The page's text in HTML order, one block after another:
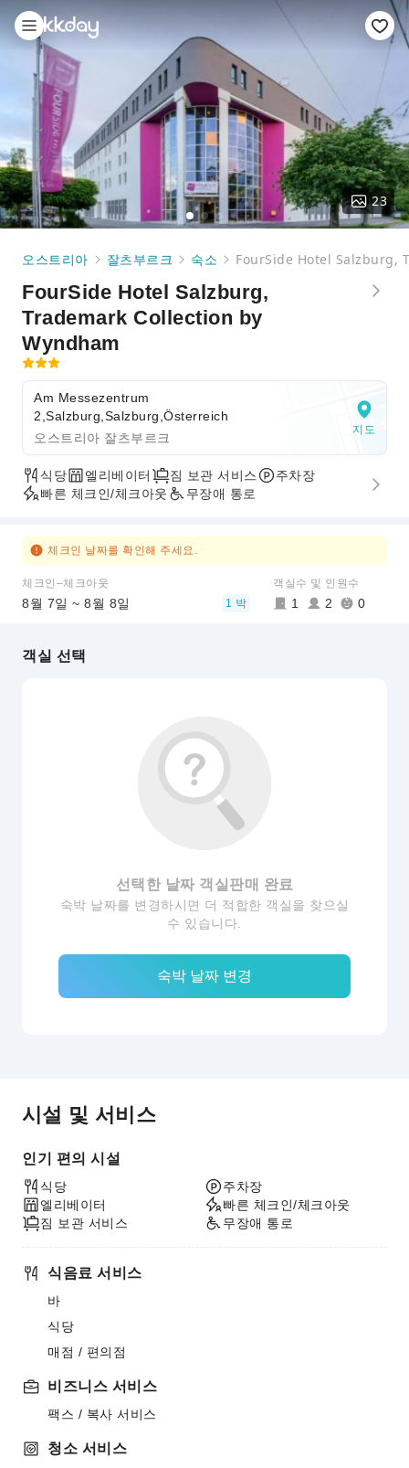
23
오스트리아 잘츠부르크 숙소 FourSide Hotel Salzburg,
FourSide Hotel Salzburg,
Trademark Collection by
Wyndham
Am Messezentrum
2,Salzburg,Salzburg,Österreich
오스트리아 잘츠부르크
지도
식당 엘리베이터 짐 보관 서비스
주차장
빠른 체크인/체크아웃
무장애 통로
체크인 날짜를 확인해 주세요.
체크인–체크아웃
8월 7일 ~ 8월 8일 1 박
객실수 및 인원수
1 2 0
객실 선택
선택한 날짜 객실판매 완료
숙박 날짜를 변경하시면 더 적합한 객실을 찾으실
수 있습니다.
숙박 날짜 변경
시설 및 서비스
인기 편의 시설
식당
엘리베이터
짐 보관 서비스
주차장
빠른 체크인/체크아웃
무장애 통로
식음료 서비스
바
식당
매점 / 편의점
비즈니스 서비스
팩스 / 복사 서비스
청소 서비스